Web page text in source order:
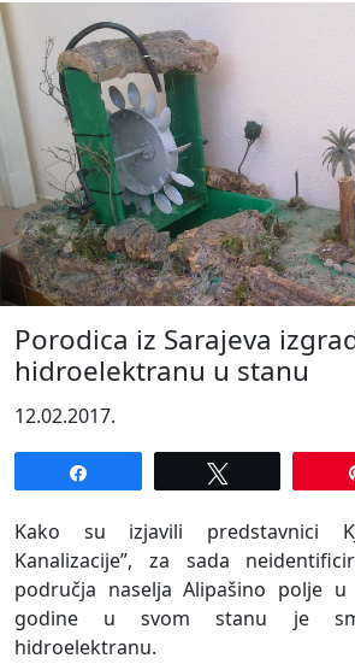
Porodica iz Sarajeva
hidroelektranu u stanu
12.02.2017.
Kako su izjavili predstavnici
Kanalizacije”, za sada
područja naselja Alipašino polje u
godine u svom stanu je
hidroelektranu.